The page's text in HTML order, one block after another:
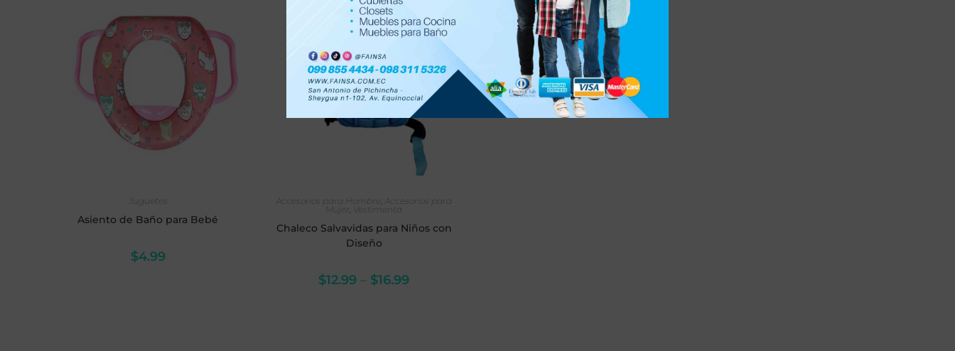
Juguetes
Asiento de Baño para Bebé
$4.99
Accesorios para Hombre
Accesorios para
Mujer
Vestimenta
Chaleco Salvavidas para Niños con
Diseño
$12.99 – $16.99